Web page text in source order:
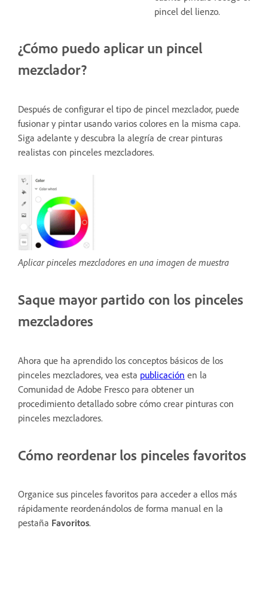
pincel del lienzo.
¿Cómo puedo aplicar un pincel
mezclador?
Después de configurar el tipo de pincel mezclador, puede
fusionar y pintar usando varios colores en la misma capa.
Siga adelante y descubra la alegría de crear pinturas
realistas con pinceles mezcladores.
Aplicar pinceles mezcladores en una imagen de muestra
Saque mayor partido con los pinceles
mezcladores
Ahora que ha aprendido los conceptos básicos de los
pinceles mezcladores, vea esta publicación en la
Comunidad de Adobe Fresco para obtener un
procedimiento detallado sobre cómo crear pinturas con
pinceles mezcladores.
Cómo reordenar los pinceles favoritos
Organice sus pinceles favoritos para acceder a ellos más
rápidamente reordenándolos de forma manual en la
pestaña Favoritos.